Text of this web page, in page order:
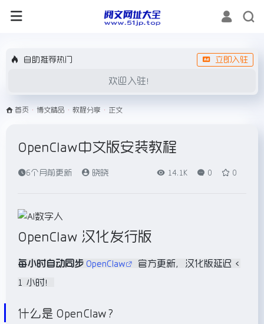
自助推荐热门 立即入驻
欢迎入驻！
首页 • 博文精品 • 教程分享 • 正文
OpenClaw中文版安装教程
6个月前更新 晓晓 14.1K 0 0
OpenClaw 汉化发行版
每小时自动同步 OpenClaw
官方更新，汉化版延迟 <
1 小时！
什么是 OpenClaw？